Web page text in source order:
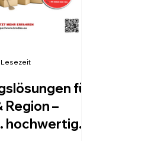
für
–
hochwertig.
Lesezeit